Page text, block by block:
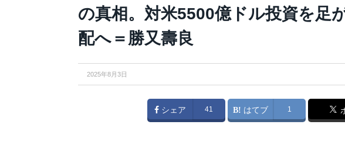
の真相。対米5500億ドル投資を足
配へ＝勝又壽良
2025年8月3日
シェア 41 はてブ 1